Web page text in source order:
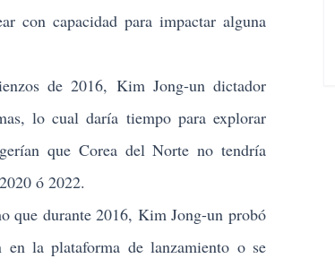
con capacidad para impactar alguna
de 2016, Kim Jong-un dictador
lo cual daría tiempo para explorar
que Corea del Norte no tendría
ó 2022.
que durante 2016, Kim Jong-un probó
la plataforma de lanzamiento o se